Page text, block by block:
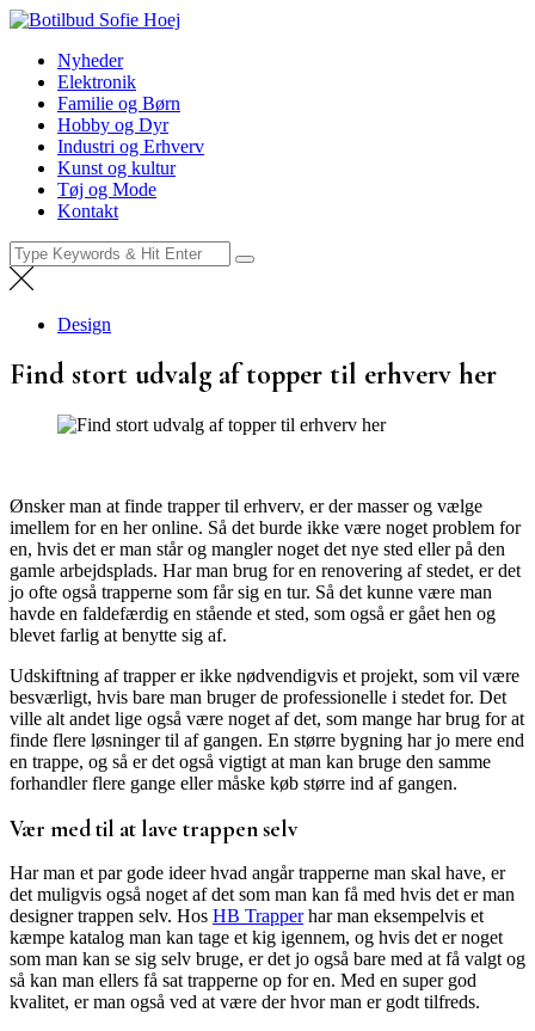
Skip
content
NyhederNyheder
Elektronik
Familie og Børn
Hobby og Dyr
Industri og Erhverv
Kunst og kultur
Tøj og Mode
Kontakt
Search
for:
Design
Find stort udvalg af topper til erhverv her
Ønsker man at finde trapper til erhverv, er der masser og vælge
imellem for en her online. Så det burde ikke være noget problem for
en, hvis det er man står og mangler noget det nye sted eller på den
gamle arbejdsplads. Har man brug for en renovering af stedet, er det
jo ofte også trapperne som får sig en tur. Så det kunne være man
havde en faldefærdig en stående et sted, som også er gået hen og
blevet farlig at benytte sig af.
Udskiftning af trapper er ikke nødvendigvis et projekt, som vil være
besværligt, hvis bare man bruger de professionelle i stedet for. Det
ville alt andet lige også være noget af det, som mange har brug for at
finde flere løsninger til af gangen. En større bygning har jo mere end
en trappe, og så er det også vigtigt at man kan bruge den samme
forhandler flere gange eller måske køb større ind af gangen.
Vær med til at lave trappen selv
Har man et par gode ideer hvad angår trapperne man skal have, er
det muligvis også noget af det som man kan få med hvis det er man
designer trappen selv. Hos HB Trapperhar man eksempelvis et
kæmpe katalog man kan tage et kig igennem, og hvis det er noget
som man kan se sig selv bruge, er det jo også bare med at få valgt og
så kan man ellers få sat trapperne op for en. Med en super god
kvalitet, er man også ved at være der hvor man er godt tilfreds.